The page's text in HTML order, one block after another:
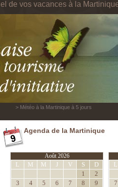
de vos vacances à la
> Météo à la Martinique à 5 jours
Agenda de la Martinique
Août 2026
L M M J V S
D
1
2
3
4 5 6 7 8
9
L
7